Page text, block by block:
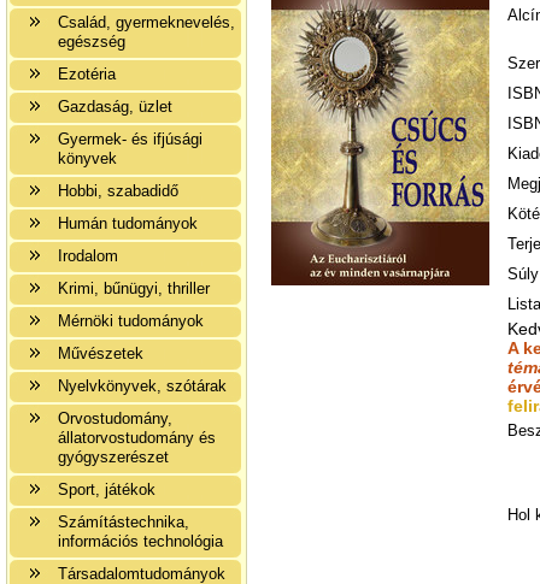
Család, gyermeknevelés,
egészség
Ezotéria
Gazdaság, üzlet
Gyermek- és ifjúsági
könyvek
Hobbi, szabadidő
Humán tudományok
Irodalom
Krimi, bűnügyi, thriller
Mérnöki tudományok
Művészetek
Nyelvkönyvek, szótárak
Orvostudomány,
állatorvostudomány és
gyógyszerészet
Sport, játékok
Számítástechnika,
információs technológia
Társadalomtudományok
A
Hol